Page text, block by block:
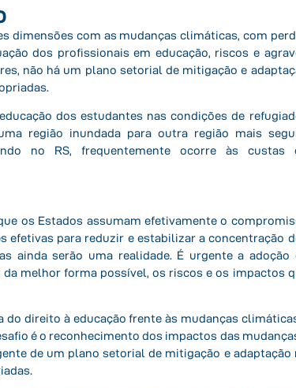
dimensões com as mudançasclimáticas, com
dos profissionais em educação, riscos e
não há um plano setorial de mitigação e
dos estudantes nascondições de
região inundada para outra região mais
no RS, frequentemente ocorre às custas
os Estados assumam efetivamente o
efetivas para reduzir e estabilizar a concentração
ainda serão uma realidade. É urgente aadoção
da melhor forma possível, os riscos e os impactos
direito à educação frente às mudanças
é o reconhecimento dos impactos das
de um plano setorial de mitigação e adaptação